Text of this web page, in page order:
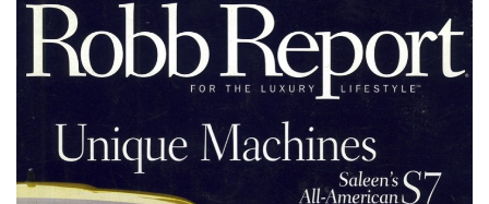
Corriere della sera 4 Dic. 2009 “Ori e
splendori della capitale”